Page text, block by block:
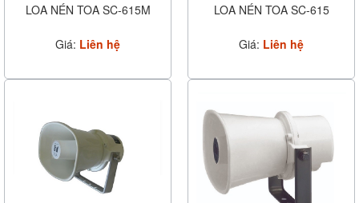
LOA NÉN TOA SC-615M
Giá: Liên hệ
LOA NÉN TOA SC-615
Giá: Liên hệ